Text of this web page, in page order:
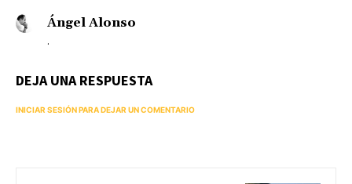
Ángel Alonso
.
DEJA UNA RESPUESTA
INICIAR SESIÓN PARA DEJAR UN COMENTARIO